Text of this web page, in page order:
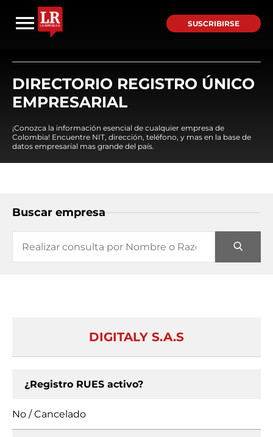
SUSCRIBIRSE
DIRECTORIO REGISTRO ÚNICO
EMPRESARIAL
¡Conozca la información esencial de cualquier empresa de
Colombia! Encuentre NIT, dirección, teléfono, y mas en la base de
datos empresarial mas grande del país.
Buscar empresa
DIGITALY S.A.S
¿Registro RUES activo?
No / Cancelado